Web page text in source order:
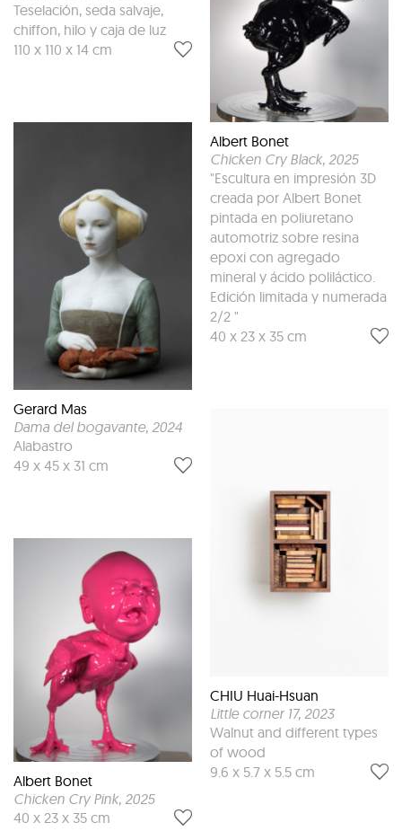
Teselación, seda salvaje,
chiffon, hilo y caja de luz
110 x 110 x 14 cm
Gerard Mas
Dama del bogavante, 2024
Alabastro
49 x 45 x 31 cm
Albert Bonet
Chicken Cry Pink, 2025
40 x 23 x 35 cm
Albert Bonet
Chicken Cry Black, 2025
"Escultura en impresión 3D
creada por Albert Bonet
pintada en poliuretano
automotriz sobre resina
epoxi con agregado
mineral y ácido poliláctico.
Edición limitada y numerada
2/2 "
40 x 23 x 35 cm
CHIU Huai-Hsuan
Little corner 17, 2023
Walnut and different types
of wood
9.6 x 5.7 x 5.5 cm